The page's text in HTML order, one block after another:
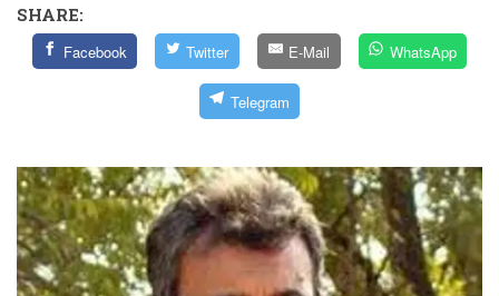
SHARE:
Facebook Twitter E-Mail WhatsApp
Telegram